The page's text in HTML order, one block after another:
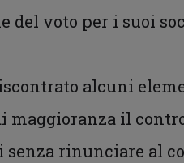
del voto per i suoi
alcuni
maggioranza il
senza rinunciare al